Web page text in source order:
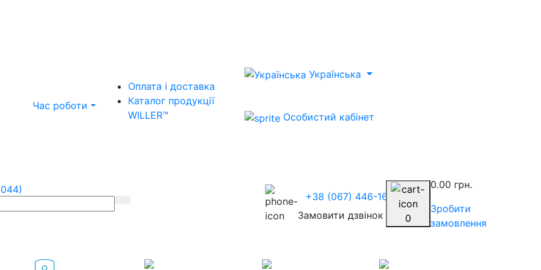
Час роботи
Оплата і доставка
Каталог продукції
WILLER™
Українська
Особистий кабінет
+38 (067) 446-1675
Замовити дзвінок
0
0.00 грн.
Зробити
замовлення